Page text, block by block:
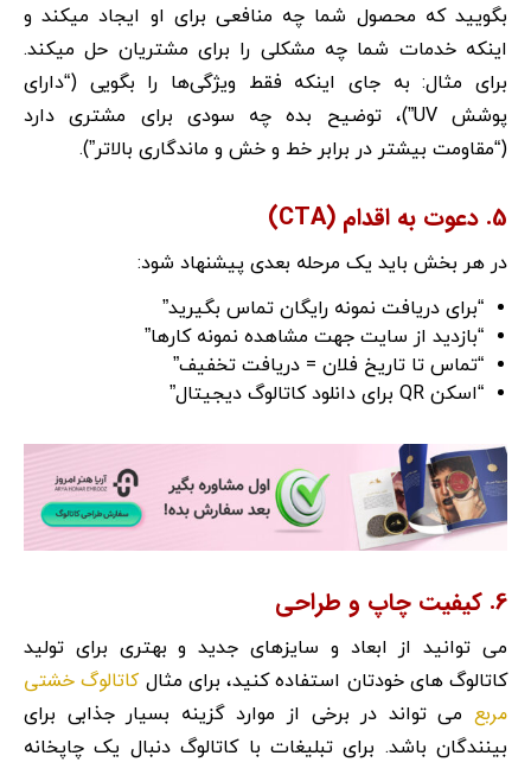
بگویید که محصول شما چه منافعی برای او ایجاد میکند و
اینکه خدمات شما چه مشکلی را برای مشتریان حل میکند.
برای مثال: به جای اینکه فقط ویژگی‌ها را بگویی (“دارای
پوشش UV”)، توضیح بده چه سودی برای مشتری دارد
(“مقاومت بیشتر در برابر خط و خش و ماندگاری بالاتر”).
5. دعوت به اقدام (CTA)
در هر بخش باید یک مرحله بعدی پیشنهاد شود:
“برای دریافت نمونه رایگان تماس بگیرید”
“بازدید از سایت جهت مشاهده نمونه کارها”
“تماس تا تاریخ فلان = دریافت تخفیف”
“اسکن QR برای دانلود کاتالوگ دیجیتال”
6. کیفیت چاپ و طراحی
می توانید از ابعاد و سایزهای جدید و بهتری برای تولید
کاتالوگ های خودتان استفاده کنید، برای مثال کاتالوگ خشتی
مربع می تواند در برخی از موارد گزینه بسیار جذابی برای
بینندگان باشد. برای تبلیغات با کاتالوگ دنبال یک چاپخانه